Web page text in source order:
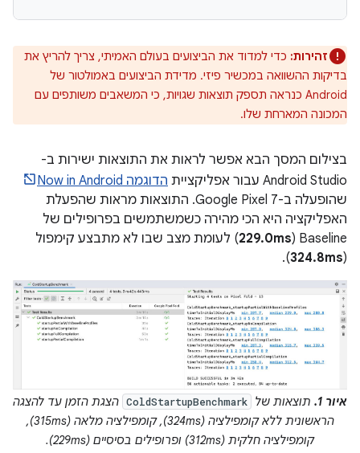
זהירות: כדי למדוד את הביצועים בעולם האמיתי, צריך להריץ את
בדיקות ההשוואה במכשיר פיזי. מדידת הביצועים באמולטור של
Android כנראה תספק תוצאות שגויות, כי המשאבים משותפים עם
המכונה המארחת שלו.
בצילום המסך הבא אפשר לראות את התוצאות ישירות ב-
Android Studio עבור אפליקציית
הדוגמה Now in Android
שהופעלה ב-Google Pixel 7. התוצאות מראות שהפעלת
האפליקציה היא הכי מהירה כשמשתמשים בפרופילים של
Baseline‏ (
229.0ms) לעומת מצב שבו לא מתבצע קימפול
(
324.8ms
).
איור 1. תוצאות של ColdStartupBenchmark הצגת הזמן עד להצגה
הראשונית ללא קומפילציה (324ms), קומפילציה מלאה (315ms),
קומפילציה חלקית (312ms) ופרופילים בסיסיים (229ms).